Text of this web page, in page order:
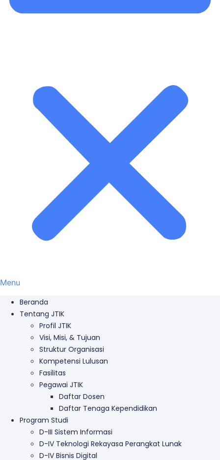
Menu
Beranda
Tentang JTIK
Profil JTIK
Visi, Misi, & Tujuan
Struktur Organisasi
Kompetensi Lulusan
Fasilitas
Pegawai JTIK
Daftar Dosen
Daftar Tenaga Kependidikan
Program Studi
D-III Sistem Informasi
D-IV Teknologi Rekayasa Perangkat Lunak
D-IV Bisnis Digital